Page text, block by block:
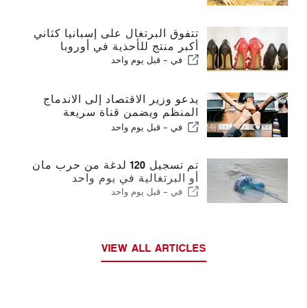
تتفوق البرتغال على إسبانيا كثاني
أكبر منتج للأحذية في أوروبا
في - قبل يوم واحد
يدعو وزير الاقتصاد إلى الاندماج
المنظم ويضمن قناة سريعة
للمهاجرين
في - قبل يوم واحد
تم تسجيل 120 لدغة من حرب مان
أو البرتغالية في يوم واحد
في - قبل يوم واحد
VIEW ALL ARTICLES